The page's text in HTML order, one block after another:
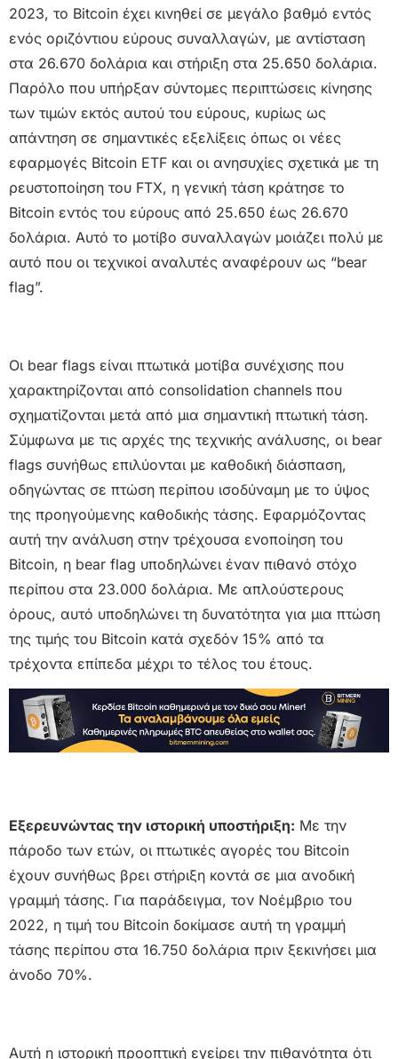
2023, το Bitcoin έχει κινηθεί σε μεγάλο βαθμό εντός
ενός οριζόντιου εύρους συναλλαγών, με αντίσταση
στα 26.670 δολάρια και στήριξη στα 25.650 δολάρια.
Παρόλο που υπήρξαν σύντομες περιπτώσεις κίνησης
των τιμών εκτός αυτού του εύρους, κυρίως ως
απάντηση σε σημαντικές εξελίξεις όπως οι νέες
εφαρμογές Bitcoin ETF και οι ανησυχίες σχετικά με τη
ρευστοποίηση του FTX, η γενική τάση κράτησε το
Bitcoin εντός του εύρους από 25.650 έως 26.670
δολάρια. Αυτό το μοτίβο συναλλαγών μοιάζει πολύ με
αυτό που οι τεχνικοί αναλυτές αναφέρουν ως “bear
flag”.
Οι bear flags είναι πτωτικά μοτίβα συνέχισης που
χαρακτηρίζονται από consolidation channels που
σχηματίζονται μετά από μια σημαντική πτωτική τάση.
Σύμφωνα με τις αρχές της τεχνικής ανάλυσης, οι bear
flags συνήθως επιλύονται με καθοδική διάσπαση,
οδηγώντας σε πτώση περίπου ισοδύναμη με το ύψος
της προηγούμενης καθοδικής τάσης. Εφαρμόζοντας
αυτή την ανάλυση στην τρέχουσα ενοποίηση του
Bitcoin, η bear flag υποδηλώνει έναν πιθανό στόχο
περίπου στα 23.000 δολάρια. Με απλούστερους
όρους, αυτό υποδηλώνει τη δυνατότητα για μια πτώση
της τιμής του Bitcoin κατά σχεδόν 15% από τα
τρέχοντα επίπεδα μέχρι το τέλος του έτους.
Εξερευνώντας την ιστορική υποστήριξη: Με την
πάροδο των ετών, οι πτωτικές αγορές του Bitcoin
έχουν συνήθως βρει στήριξη κοντά σε μια ανοδική
γραμμή τάσης. Για παράδειγμα, τον Νοέμβριο του
2022, η τιμή του Bitcoin δοκίμασε αυτή τη γραμμή
τάσης περίπου στα 16.750 δολάρια πριν ξεκινήσει μια
άνοδο 70%.
Αυτή η ιστορική προοπτική εγείρει την πιθανότητα ότι